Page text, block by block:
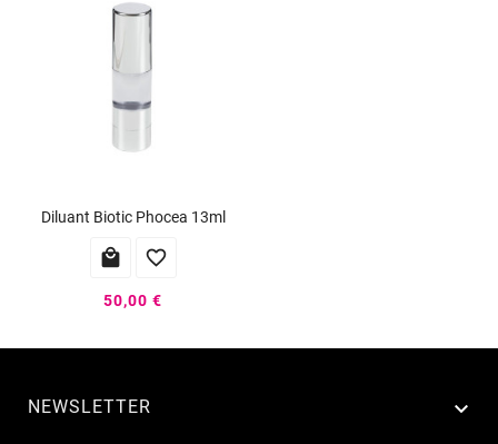
Diluant Biotic Phocea 13ml
 
50,00 €
NEWSLETTER 